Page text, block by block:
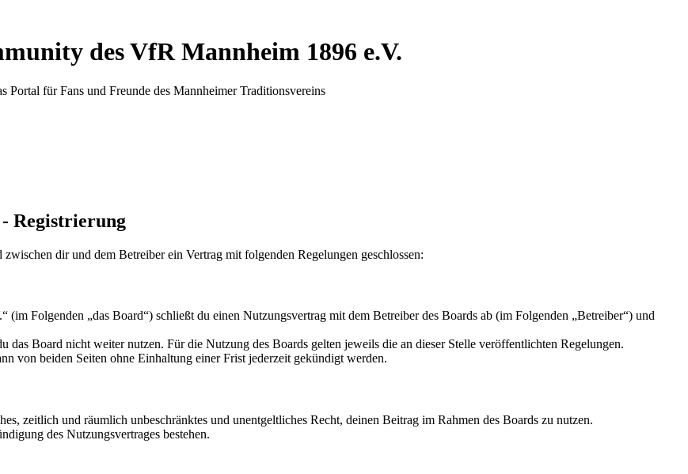
des VfR Mannheim 1896 e.V.
Portal für Fans und Freunde des Mannheimer Traditionsvereins
Registrierung
dir und dem Betreiber ein Vertrag mit folgenden Regelungen geschlossen:
Folgenden „das Board“) schließt du einen Nutzungsvertrag mit dem Betreiber des Boards ab (im Folgenden „Betreiber“) und
das Board nicht weiter nutzen. Für die Nutzung des Boards gelten jeweils die an dieser Stelle veröffentlichten Regelungen.
von beiden Seiten ohne Einhaltung einer Frist jederzeit gekündigt werden.
zeitlich und räumlich unbeschränktes und unentgeltliches Recht, deinen Beitrag im Rahmen des Boards zu nutzen.
des Nutzungsvertrages bestehen.